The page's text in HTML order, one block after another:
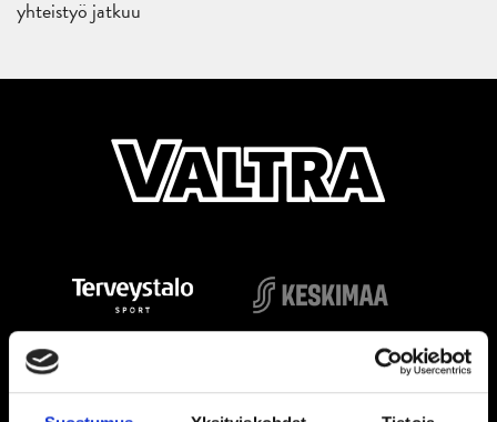
yhteistyö jatkuu